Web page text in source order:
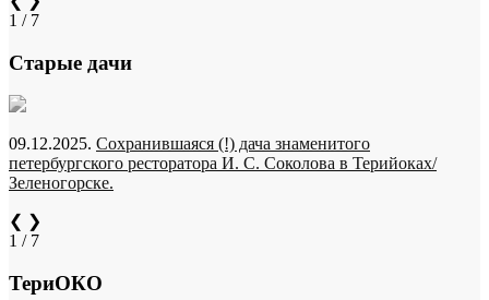
1 / 7
Старые дачи
09.12.2025. Сохранившаяся (!) дача знаменитого
петербургского ресторатора И. С. Соколова в Терийоках/
Зеленогорске.
❮ ❯
1 / 7
ТериОКО